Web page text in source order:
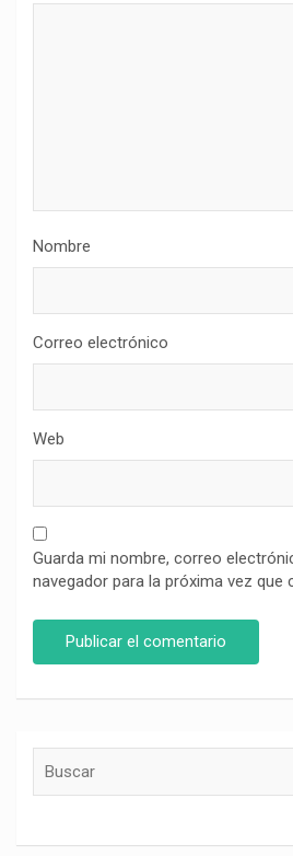
Nombre
Correo electrónico
Web
Guarda mi nombre, correo
navegador para la próxima vez que